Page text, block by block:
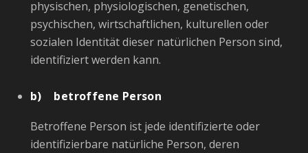
physischen, physiologischen, genetischen,
psychischen, wirtschaftlichen, kulturellen oder
sozialen Identität dieser natürlichen Person sind,
identifiziert werden kann.
b) betroffene Person
Betroffene Person ist jede identifizierte oder
identifizierbare natürliche Person, deren